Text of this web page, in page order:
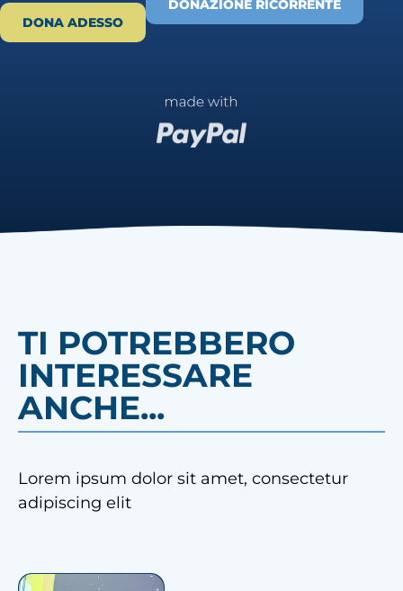
DONA ADESSO
DONAZIONE RICORRENTE
TI POTREBBERO
INTERESSARE
ANCHE...
Lorem ipsum dolor sit amet, consectetur
adipiscing elit